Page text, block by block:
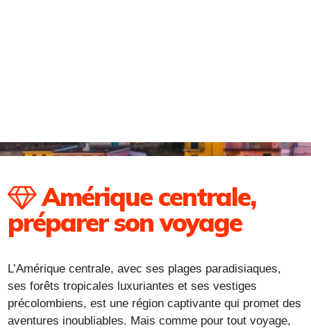
Amérique centrale,
préparer son voyage
L’Amérique centrale, avec ses plages paradisiaques,
ses forêts tropicales luxuriantes et ses vestiges
précolombiens, est une région captivante qui promet des
aventures inoubliables. Mais comme pour tout voyage,